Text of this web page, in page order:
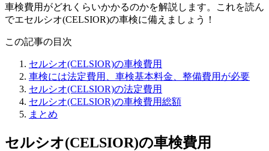
車検費用がどれくらいかかるのかを解説します。これを読ん
でエセルシオ(CELSIOR)の車検に備えましょう！
この記事の目次
セルシオ(CELSIOR)の車検費用
車検には法定費用、車検基本料金、整備費用が必要
セルシオ(CELSIOR)の法定費用
セルシオ(CELSIOR)の車検費用総額
まとめ
セルシオ(CELSIOR)の車検費用